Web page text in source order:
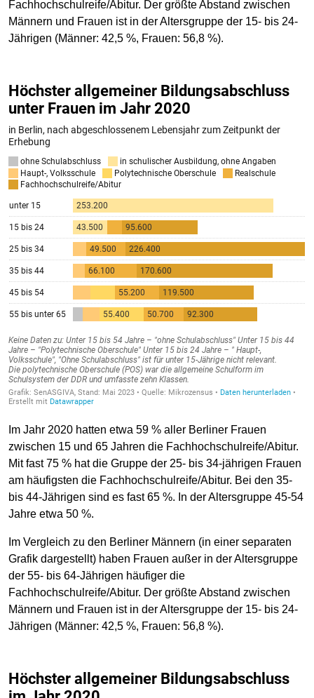
Fachhochschulreife/Abitur. Der größte Abstand zwischen
Männern und Frauen ist in der Altersgruppe der 15- bis 24-
Jährigen (Männer: 42,5 %, Frauen: 56,8 %).
Im Jahr 2020 hatten etwa 59 % aller Berliner Frauen
zwischen 15 und 65 Jahren die Fachhochschulreife/Abitur.
Mit fast 75 % hat die Gruppe der 25- bis 34-jährigen Frauen
am häufigsten die Fachhochschulreife/Abitur. Bei den 35-
bis 44-Jährigen sind es fast 65 %. In der Altersgruppe 45-54
Jahre etwa 50 %.
Im Vergleich zu den Berliner Männern (in einer separaten
Grafik dargestellt) haben Frauen außer in der Altersgruppe
der 55- bis 64-Jährigen häufiger die
Fachhochschulreife/Abitur. Der größte Abstand zwischen
Männern und Frauen ist in der Altersgruppe der 15- bis 24-
Jährigen (Männer: 42,5 %, Frauen: 56,8 %).